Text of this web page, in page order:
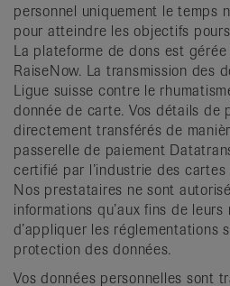
personnel uniquement le temps
pour atteindre les objectifs
La plateforme de dons est
RaiseNow. La transmission des
Ligue suisse contre le
donnée de carte. Vos détails de
directement transférés de
passerelle de paiement
certifié par l’industrie des
Nos prestataires ne sont
informations qu’aux fins de
d’appliquer les réglementations
protection des données.
Vos données personnelles sont